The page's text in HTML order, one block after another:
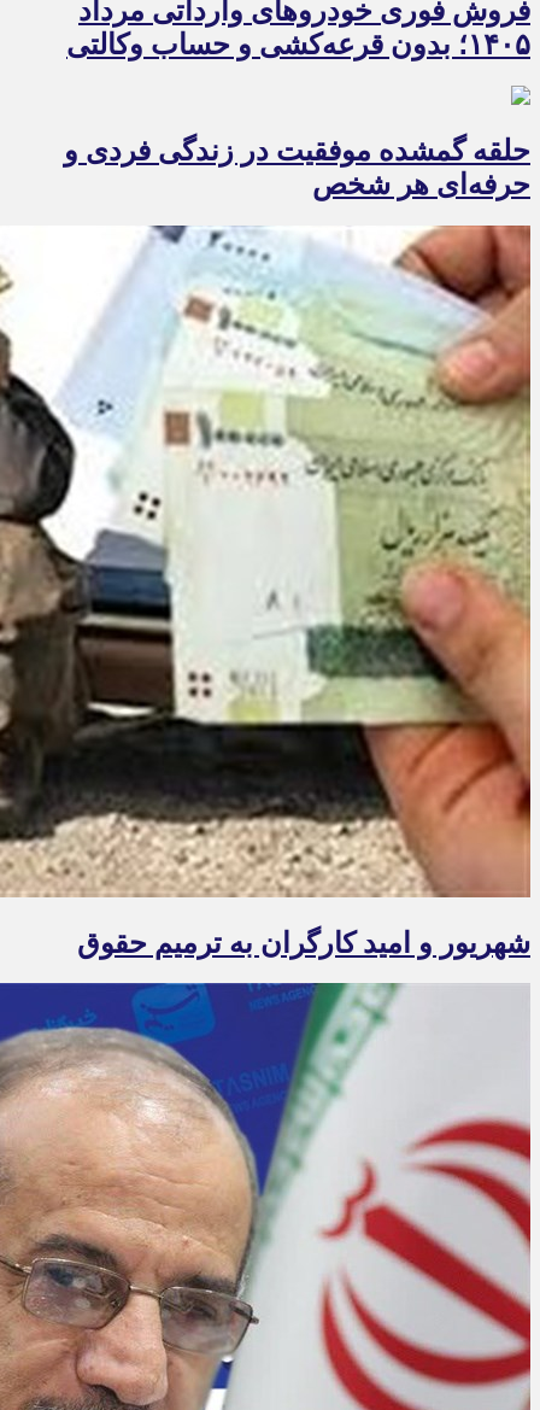
فروش فوری خودروهای وارداتی مرداد
۱۴۰۵؛ بدون قرعه‌کشی و حساب وکالتی
حلقه گمشده موفقیت در زندگی فردی و
حرفه‌ای هر شخص
شهریور و امید کارگران به ترمیم حقوق